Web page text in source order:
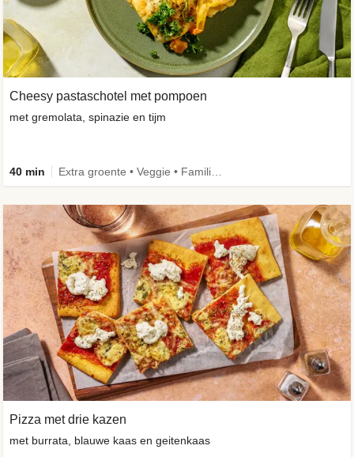
Cheesy pastaschotel met pompoen
met gremolata, spinazie en tijm
40 min
Pizza met drie kazen
met burrata, blauwe kaas en geitenkaas